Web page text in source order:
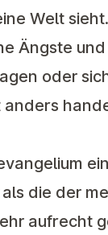
Welt
Ängste
oder
anders
die der
aufrecht